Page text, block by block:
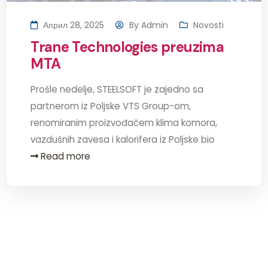
Април 28, 2025 ByAdmin Novosti
Trane Technologies preuzima
MTA
Prošle nedelje, STEELSOFT je zajedno sa
partnerom iz Poljske VTS Group-om,
renomiranim proizvođačem klima komora,
vazdušnih zavesa i kalorifera iz Poljske bio
Read more